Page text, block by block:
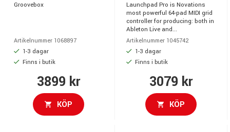
Groovebox
Artikelnummer 1068897
1-3 dagar
Finns i butik
3899 kr
KÖP
Launchpad Pro is Novations
most powerful 64-pad MIDI grid
controller for producing: both in
Ableton Live and...
Artikelnummer 1045742
1-3 dagar
Finns i butik
3079 kr
KÖP